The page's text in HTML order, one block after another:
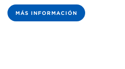
MÁS INFORMACIÓN